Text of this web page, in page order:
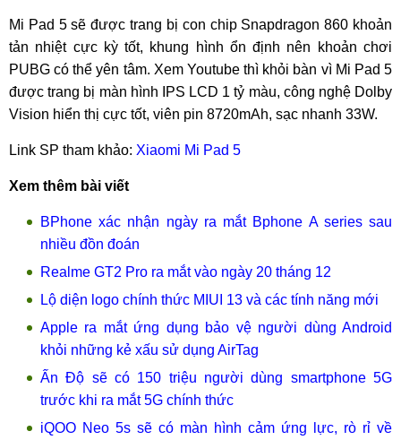
Mi Pad 5 sẽ được trang bị con chip Snapdragon 860 khoản
tản nhiệt cực kỳ tốt, khung hình ổn định nên khoản chơi
PUBG có thể yên tâm. Xem Youtube thì khỏi bàn vì Mi Pad 5
được trang bị màn hình IPS LCD 1 tỷ màu, công nghệ Dolby
Vision hiển thị cực tốt, viên pin 8720mAh, sạc nhanh 33W.
Link SP tham khảo: Xiaomi Mi Pad 5
Xem thêm bài viết
BPhone xác nhận ngày ra mắt Bphone A series sau
nhiều đồn đoán
Realme GT2 Pro ra mắt vào ngày 20 tháng 12
Lộ diện logo chính thức MIUI 13 và các tính năng mới
Apple ra mắt ứng dụng bảo vệ người dùng Android
khỏi những kẻ xấu sử dụng AirTag
Ấn Độ sẽ có 150 triệu người dùng smartphone 5G
trước khi ra mắt 5G chính thức
iQOO Neo 5s sẽ có màn hình cảm ứng lực, rò rỉ về